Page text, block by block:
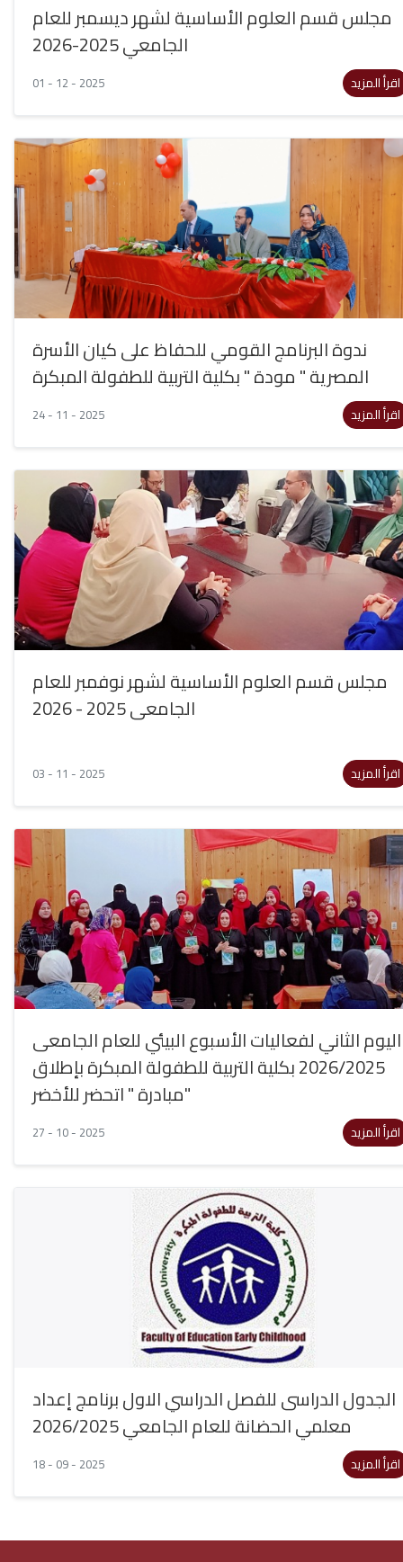
مجلس قسم العلوم الأساسية لشهر ديسمبر للعام
الجامعي 2025-2026
01 - 12 - 2025 اقرأ المزيد
ندوة البرنامج القومي للحفاظ على كيان الأسرة
المصرية " مودة " بكلية التربية للطفولة المبكرة
24 - 11 - 2025 اقرأ المزيد
مجلس قسم العلوم الأساسية لشهر نوفمبر للعام
الجامعى 2025 - 2026
03 - 11 - 2025 اقرأ المزيد
اليوم الثاني لفعاليات الأسبوع البيئي للعام الجامعى
2026/2025 بكلية التربية للطفولة المبكرة بإطلاق
مبادرة " اتحضر للأخضر"
27 - 10 - 2025 اقرأ المزيد
الجدول الدراسى للفصل الدراسي الاول برنامج إعداد
معلمي الحضانة للعام الجامعي 2026/2025
18 - 09 - 2025 اقرأ المزيد